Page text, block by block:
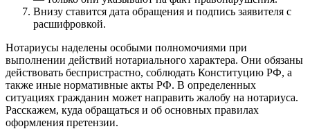
Внизу ставится дата обращения и подпись заявителя с
расшифровкой.
Нотариусы наделены особыми полномочиями при
выполнении действий нотариального характера. Они обязаны
действовать беспристрастно, соблюдать Конституцию РФ, а
также иные нормативные акты РФ. В определенных
ситуациях гражданин может направить жалобу на нотариуса.
Расскажем, куда обращаться и об основных правилах
оформления претензии.